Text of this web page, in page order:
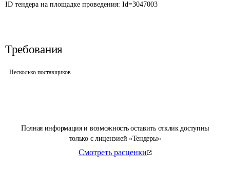
Полная информация и возможность оставить отклик доступны
только с лицензией «Тендеры»
Смотреть расценки
ID тендера на площадке проведения: Id=3047003
Требования
Несколько поставщиков